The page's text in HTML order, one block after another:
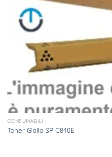
CONSUMABILI
Toner Giallo SP C840E